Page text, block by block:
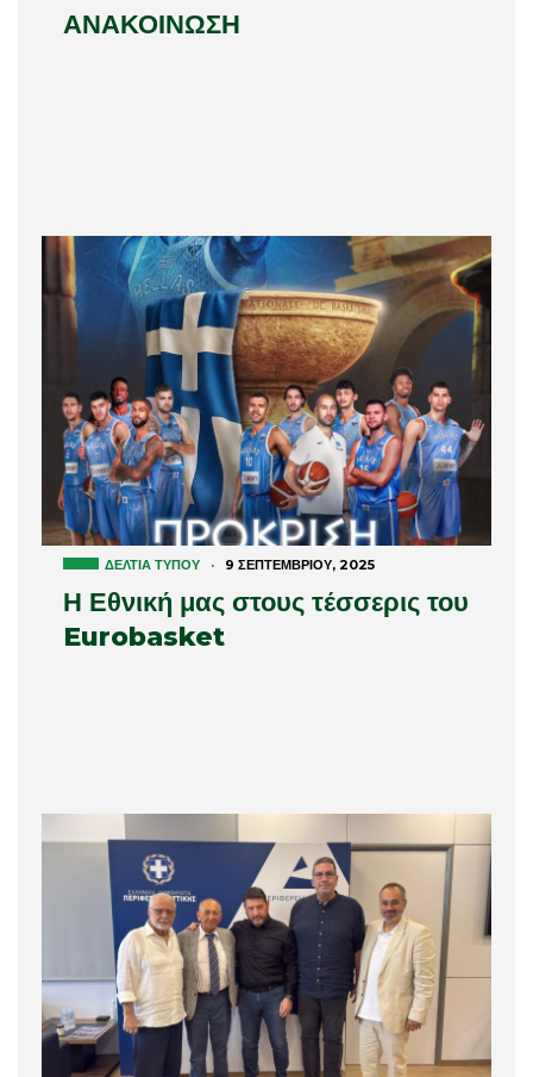
ΑΝΑΚΟΙΝΩΣΗ
ΔΕΛΤΊΑ ΤΎΠΟΥ · 9 ΣΕΠΤΕΜΒΡΊΟΥ, 2025
Η Εθνική μας στους τέσσερις του
Eurobasket